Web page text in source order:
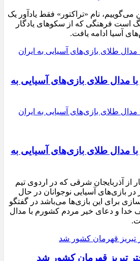
می‌گوییم، نام «تراکتور» فقط یادآور یک
است فرهنگی که از سکوهای یادگار
آسیا ادامه یافت.
مدال طلای بازی‌های آسیایی به
مدال طلای بازی‌های آسیایی به
از آذربایجان شرقی که در اردوی تیم
بازی‌های آسیایی نوجوانان در حال
برای این بازی‌ها می‌باشد در گفتگو
خدا و دعای خیر مردم کشورم با مدال
تبریز قهرمان کشور شد